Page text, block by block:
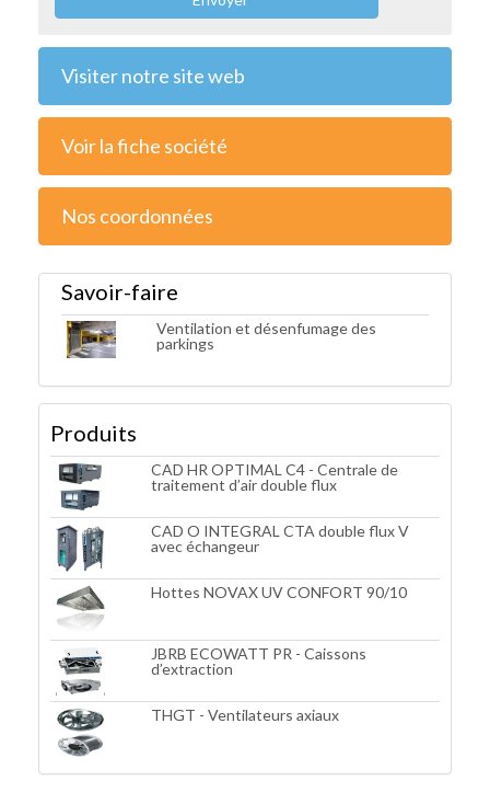
Visiter notre site web
Voir la fiche société
Nos coordonnées
Savoir-faire
Ventilation et désenfumage des
parkings
Produits
CAD HR OPTIMAL C4 - Centrale de
traitement d’air double flux
CAD O INTEGRAL CTA double flux V
avec échangeur
Hottes NOVAX UV CONFORT 90/10
JBRB ECOWATT PR - Caissons
d’extraction
THGT - Ventilateurs axiaux